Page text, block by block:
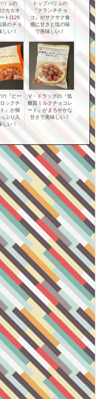
リュの
カカオ
ト(126
装のチョ
しい！
トップバリュの
『クランチチョ
コ』がサクサク食
感に甘さと塩の味
で美味しい！
の『ピー
ックチ
』が個
ぷり入
しい！
V・ドラッグの『低
糖質ミルクチョコレ
ート』がまろやかな
甘さで美味しい！